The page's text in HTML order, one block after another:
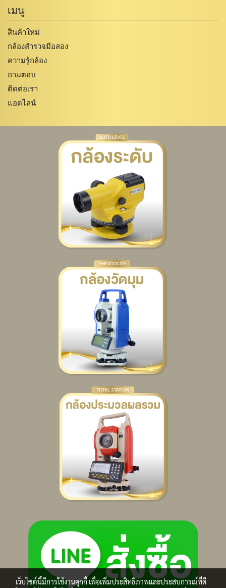
เมนู
สินค้าใหม่
กล้องสำรวจมือสอง
ความรู้กล้อง
ถามตอบ
ติดต่อเรา
แอดไลน์
เว็บไซต์นี้มีการใช้งานคุกกี้ เพื่อเพิ่มประสิทธิภาพและประสบการณ์ที่ดี